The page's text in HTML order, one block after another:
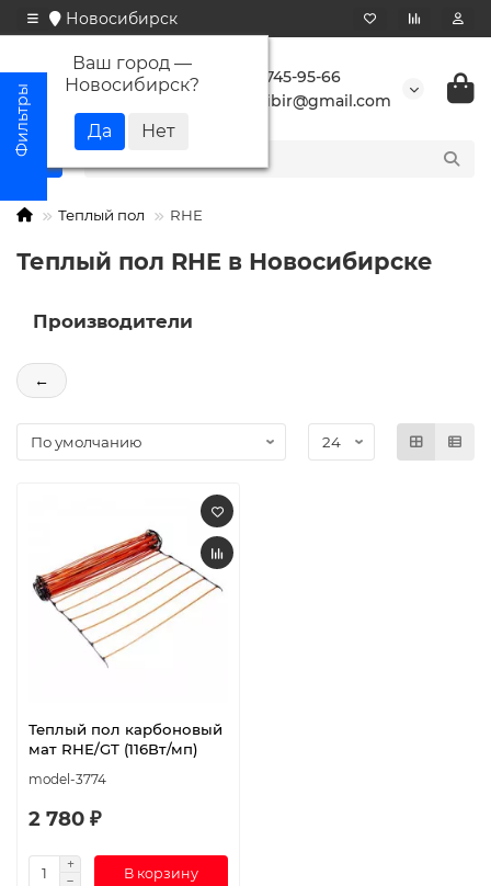
Новосибирск
Ваш город —
Новосибирск?
+7 923 745-95-66
buransibir@gmail.com
Теплый пол RHE
Теплый пол RHE в Новосибирске
Производители
←
Теплый пол карбоновый
мат RHE/GT (116Вт/мп)
model-3774
2 780 ₽
В корзину